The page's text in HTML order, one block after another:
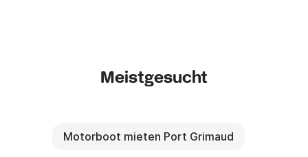
Meistgesucht
Motorboot mieten Port Grimaud